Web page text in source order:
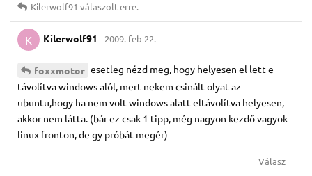
Kilerwolf91 válaszolt erre.
K Kilerwolf91 2009. feb 22.
foxxmotor esetleg nézd meg, hogy helyesen el lett-e
távolítva windows alól, mert nekem csinált olyat az
ubuntu,hogy ha nem volt windows alatt eltávolítva helyesen,
akkor nem látta. (bár ez csak 1 tipp, még nagyon kezdő vagyok
linux fronton, de gy próbát megér)
Válasz